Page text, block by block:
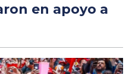
en apoyo a